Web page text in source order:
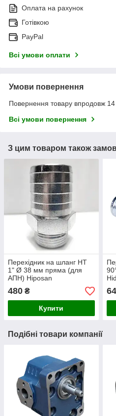
Оплата на рахунок
Готівкою
PayPal
Всі умови оплати
Умови повернення
Повернення товару впродовж 14
Всі умови повернення
З цим товаром також
Перехідник на шланг НТ
1" Ø 38 мм пряма (для
АПН) Hiposan
480 ₴
Купити
Подібні товари компанії